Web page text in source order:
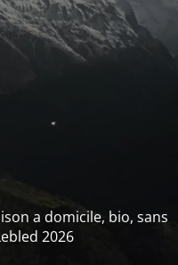
a domicile, bio, sans
2026